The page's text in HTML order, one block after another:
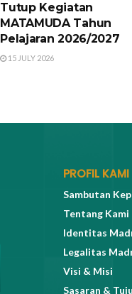
Tutup Kegiatan
MATAMUDA Tahun
Pelajaran 2026/2027
15 JULY 2026
PROFIL KAMI
Sambutan
Tentang Kami
Identitas
Legalitas
Visi & Misi
Sasaran &